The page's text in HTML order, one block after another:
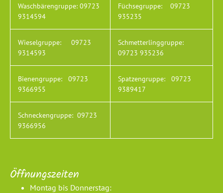
Waschbärengruppe: 09723
9314594
Füchsegruppe: 09723
935235
Wieselgruppe: 09723
9314593
Schmetterlinggruppe:
09723 935236
Bienengruppe: 09723
9366955
Spatzengruppe: 09723
9389417
Schneckengruppe: 09723
9366956
Öffnungszeiten
Montag bis Donnerstag: